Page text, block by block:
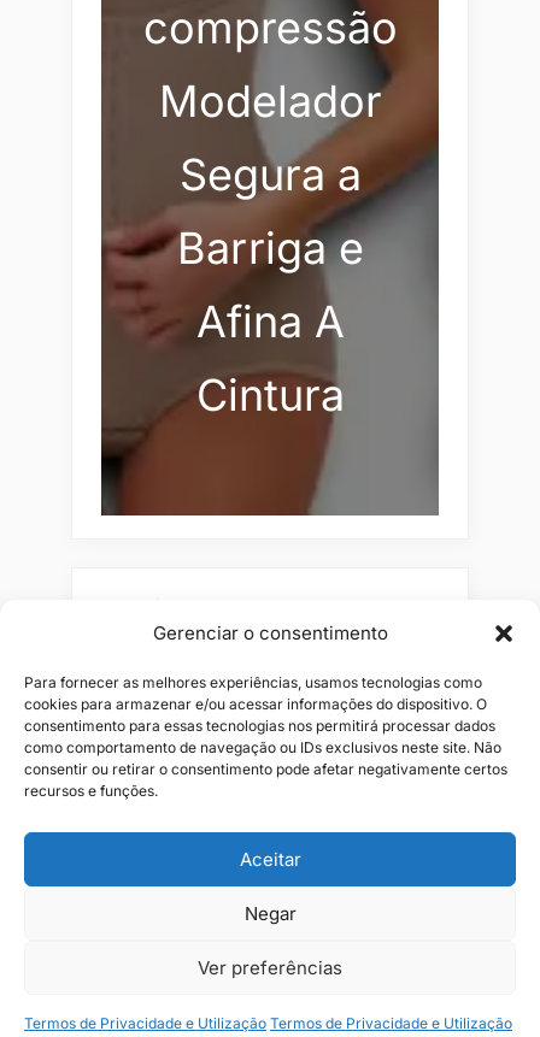
Gerenciar o consentimento
Para fornecer as melhores experiências, usamos tecnologias como
cookies para armazenar e/ou acessar informações do dispositivo. O
consentimento para essas tecnologias nos permitirá processar dados
como comportamento de navegação ou IDs exclusivos neste site. Não
consentir ou retirar o consentimento pode afetar negativamente certos
recursos e funções.
Aceitar
Negar
Ver preferências
Termos de Privacidade e Utilização Termos de Privacidade e Utilização
compressão
Modelador
Segura a
Barriga e
Afina A
Cintura
Pesquisar
Combos
Jeans Kits Masculino
Copyright © 2026 JR1 Shopping.